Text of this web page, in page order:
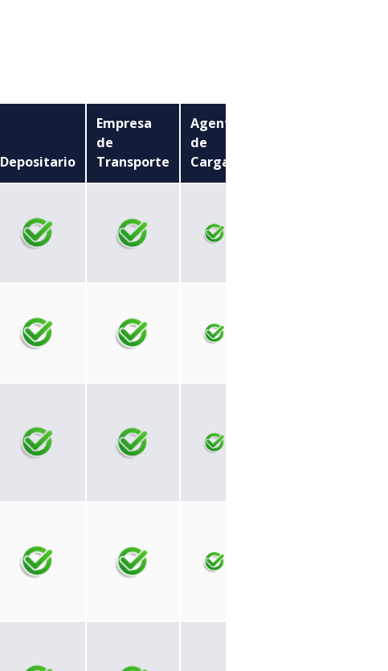
Depositario
Empresa
de
Transporte
Agente
de
Carga